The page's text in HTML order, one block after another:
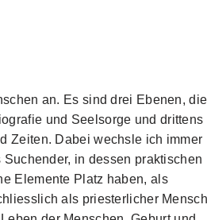
an. Es sind drei Ebenen, die
und Seelsorge und drittens
Zeiten. Dabei wechsle ich immer
in dessen praktischen
Elemente Platz haben, als
als priesterlicher